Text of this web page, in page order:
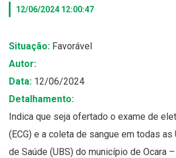
12/06/2024 12:00:47
Situação: Favorável
Autor:
Data: 12/06/2024
Detalhamento:
Indica que seja ofertado o exame de
(ECG) e a coleta de sangue em todas
de Saúde (UBS) do município de Ocara –